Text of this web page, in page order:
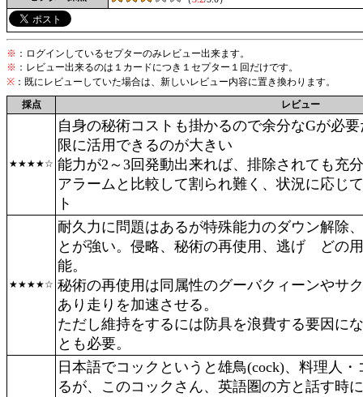
※ ：ログインしているセプターのみレビュー出来ます。
※ ：レビュー出来るのは１カードにつき１セプター１回だけです。
※ ：既にレビューしていた場合は、新しいレビュー内容に置き換わります。
採点
レビュー
★★★★☆
自身の秘術コストも掛かるので余分なGが必
限に活用できるのが大きい
能力が2～3回発動出来れば、排除されても充
アラームと比較して割られ難く、状況に応じ
ト
★★★★☆
耐久力に問題はあるが特殊能力のダウン解除
とが強い。侵略、秘術の再使用、逃げ どの
能。
秘術の再使用は同属性のグーバクィーンやサ
あり走りを加速させる。
ただし維持をするには防具を浪費する要因に
とも必要。
日本語でコックというと雄鳥(cock)、料理人
るが、このコックさん、英語圏の方と話す時